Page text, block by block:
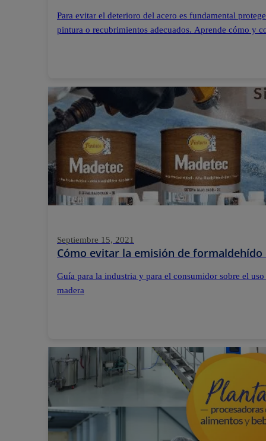
Para evitar el deterioro del acero es fundamental
pintura o recubrimientos adecuados. Aprende cómo y
Septiembre 15, 2021
Cómo evitar la emisión de
Guía para la industria y para el consumidor sobre el
madera